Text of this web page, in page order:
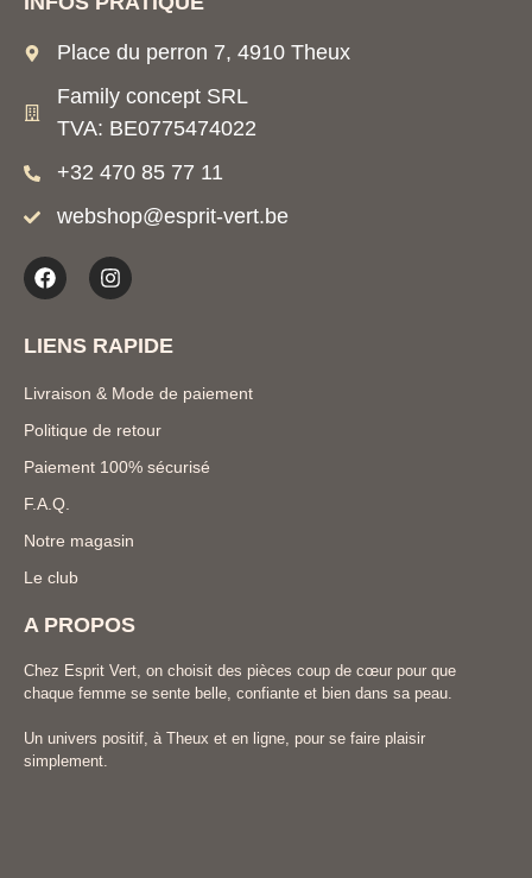
Place du perron 7, 4910 Theux
Family concept SRL
TVA: BE0775474022
+32 470 85 77 11
webshop@esprit-vert.be
LIENS RAPIDE
Livraison & Mode de paiement
Politique de retour
Paiement 100% sécurisé
F.A.Q.
Notre magasin
Le club
A PROPOS
Chez Esprit Vert, on choisit des pièces coup de cœur pour que
chaque femme se sente belle, confiante et bien dans sa peau.
Un univers positif, à Theux et en ligne, pour se faire plaisir
simplement.